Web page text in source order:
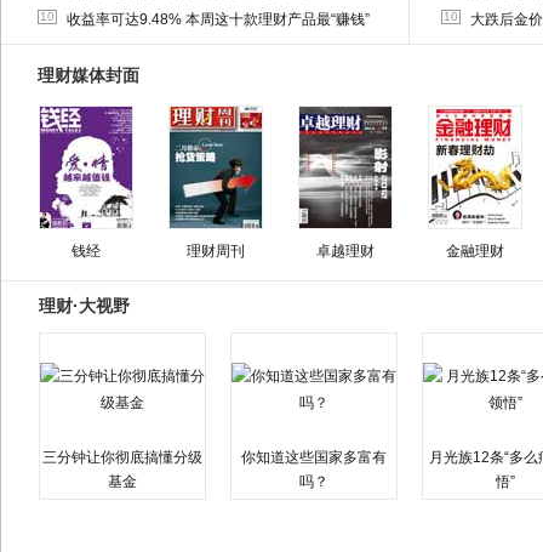
10 收益率可达9.48% 本周这十款理财产品最“赚钱” 10 大跌后金
理财媒体封面
钱经 理财周刊 卓越理财 金融理财
理财·大视野
三分钟让你彻底搞懂分级
基金
你知道这些国家多富有
吗？
月光族12条“多么
悟”